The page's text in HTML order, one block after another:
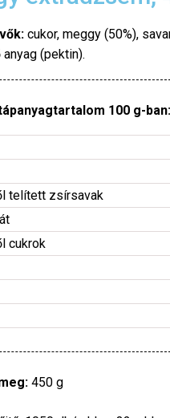
cukor, meggy (50%),
(pektin).
100 g-ban:
telített zsírsavak
cukrok
450 g